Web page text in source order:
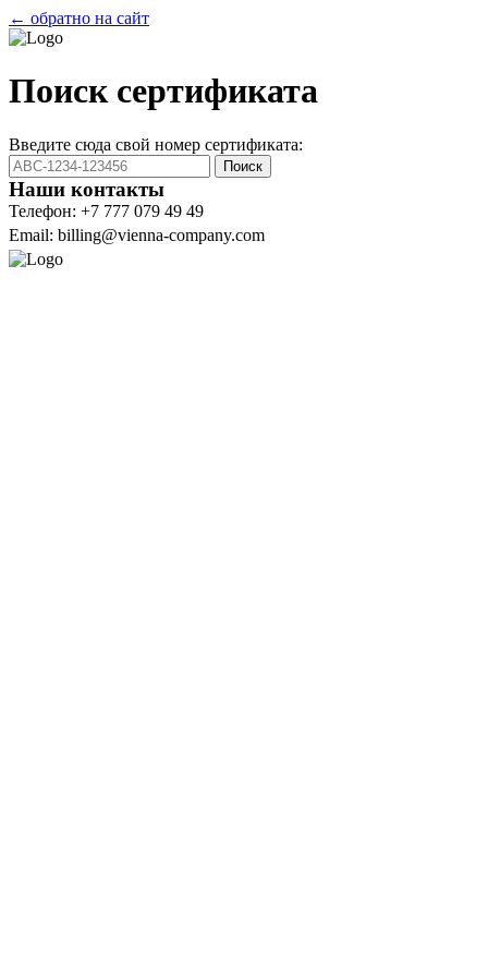
← обратно на сайт
Поиск сертификата
Введите сюда свой номер сертификата:
Поиск
Наши контакты
Телефон: +7 777 079 49 49
Email: billing@vienna-company.com